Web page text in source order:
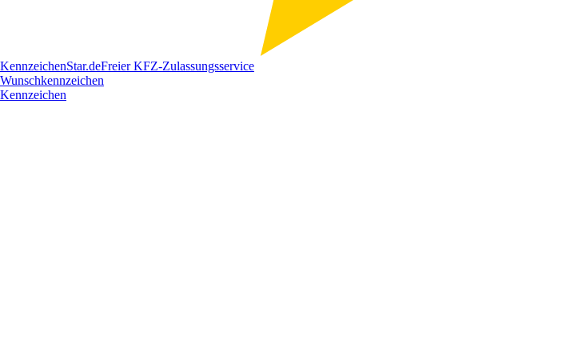
KennzeichenStar.deFreier KFZ-Zulassungsservice
Wunschkennzeichen
Kennzeichen